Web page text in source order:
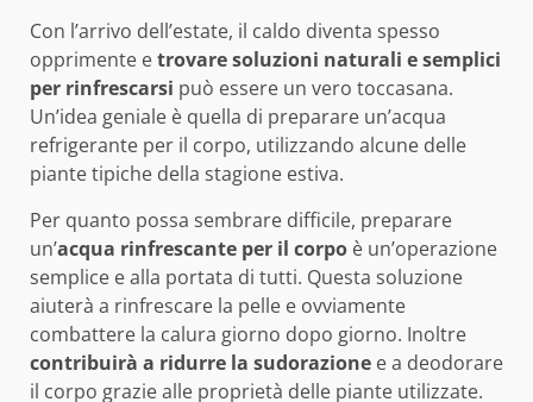
Con l’arrivo dell’estate, il caldo diventa spesso
opprimente etrovare soluzioni naturali e semplici
per rinfrescarsi può essere un vero toccasana.
Un’idea geniale è quella di preparare un’acqua
refrigerante per il corpo, utilizzando alcune delle
piante tipiche della stagione estiva.
Per quanto possa sembrare difficile, preparare
un’acqua rinfrescante per il corpo è un’operazione
semplice e alla portata di tutti. Questa soluzione
aiuterà a rinfrescare la pelle e ovviamente
combattere la calura giorno dopo giorno. Inoltre
contribuirà a ridurre la sudorazione e a deodorare
il corpo grazie alle proprietà delle piante utilizzate.